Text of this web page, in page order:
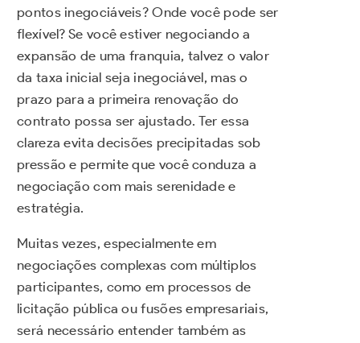
pontos inegociáveis? Onde você pode ser
flexível? Se você estiver negociando a
expansão de uma franquia, talvez o valor
da taxa inicial seja inegociável, mas o
prazo para a primeira renovação do
contrato possa ser ajustado. Ter essa
clareza evita decisões precipitadas sob
pressão e permite que você conduza a
negociação com mais serenidade e
estratégia.
Muitas vezes, especialmente em
negociações complexas com múltiplos
participantes, como em processos de
licitação pública ou fusões empresariais,
será necessário entender também as